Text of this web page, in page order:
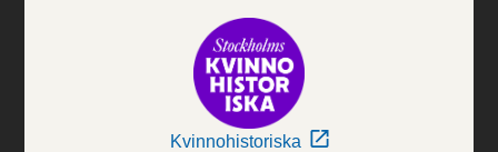
Kvinnohistoriska